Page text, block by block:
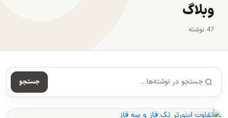
وبلاگ
47 نوشته
جستجو در نوشته‌ها
جستجو